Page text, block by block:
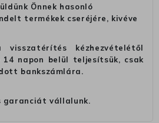
Önnek hasonló
termékek cseréjére, kivéve
kézhezvételétől
napon belül teljesítsük, csak
bankszámlára.
garanciát vállalunk.